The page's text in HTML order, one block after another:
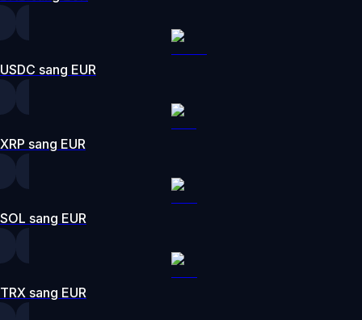
USDC sang EUR
XRP sang EUR
SOL sang EUR
TRX sang EUR